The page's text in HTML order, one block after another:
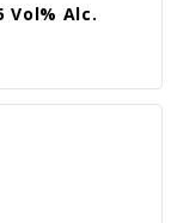
Vol% Alc.